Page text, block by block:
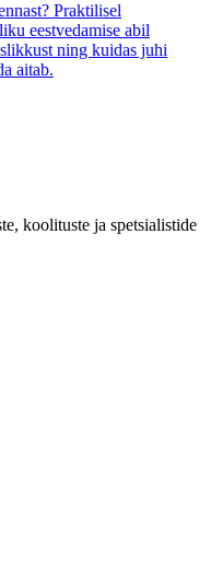
Praktilisel
eestvedamise abil
ning kuidas juhi
aitab.
koolituste ja spetsialistide